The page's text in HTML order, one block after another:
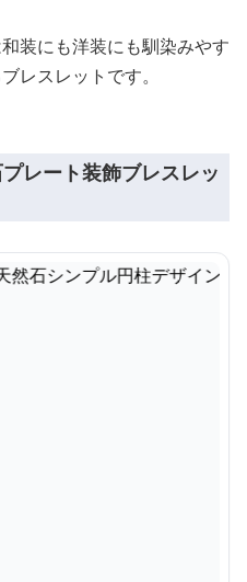
装にも洋装にも馴染みやす
レスレットです。
レート装飾ブレスレッ